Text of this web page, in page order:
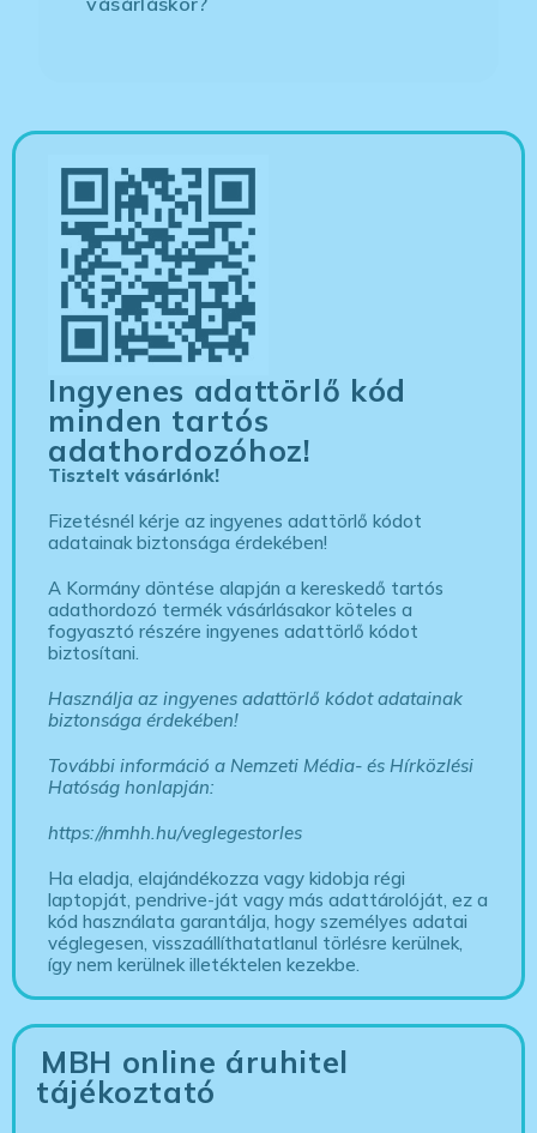
Ingyenes adattörlő kód
minden tartós
adathordozóhoz!
Tisztelt vásárlónk!
Fizetésnél kérje az ingyenes adattörlő kódot
adatainak biztonsága érdekében!
A Kormány döntése alapján a kereskedő tartós
adathordozó termék vásárlásakor köteles a
fogyasztó részére ingyenes adattörlő kódot
biztosítani.
Használja az ingyenes adattörlő kódot adatainak
biztonsága érdekében!
További információ a Nemzeti Média- és Hírközlési
Hatóság honlapján:
https://nmhh.hu/veglegestorles
Ha eladja, elajándékozza vagy kidobja régi
laptopját, pendrive-ját vagy más adattárolóját, ez a
kód használata garantálja, hogy személyes adatai
véglegesen, visszaállíthatatlanul törlésre kerülnek,
így nem kerülnek illetéktelen kezekbe.
MBH online áruhitel
tájékoztató